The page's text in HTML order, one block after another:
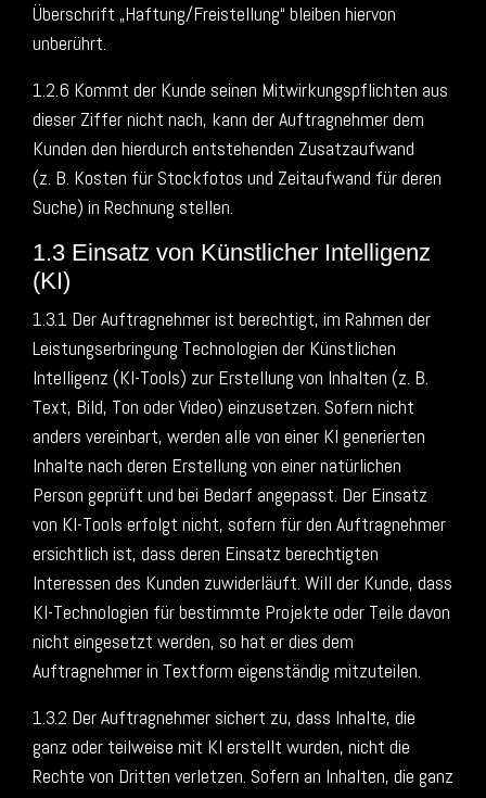
Überschrift „Haftung/Freistellung“ bleiben hiervon
unberührt.
1.2.6 Kommt der Kunde seinen Mitwirkungspflichten aus
dieser Ziffer nicht nach, kann der Auftragnehmer dem
Kunden den hierdurch entstehenden Zusatzaufwand
(z. B. Kosten für Stockfotos und Zeitaufwand für deren
Suche) in Rechnung stellen.
1.3 Einsatz von Künstlicher Intelligenz
(KI)
1.3.1 Der Auftragnehmer ist berechtigt, im Rahmen der
Leistungserbringung Technologien der Künstlichen
Intelligenz (KI-Tools) zur Erstellung von Inhalten (z. B.
Text, Bild, Ton oder Video) einzusetzen. Sofern nicht
anders vereinbart, werden alle von einer KI generierten
Inhalte nach deren Erstellung von einer natürlichen
Person geprüft und bei Bedarf angepasst. Der Einsatz
von KI-Tools erfolgt nicht, sofern für den Auftragnehmer
ersichtlich ist, dass deren Einsatz berechtigten
Interessen des Kunden zuwiderläuft. Will der Kunde, dass
KI-Technologien für bestimmte Projekte oder Teile davon
nicht eingesetzt werden, so hat er dies dem
Auftragnehmer in Textform eigenständig mitzuteilen.
1.3.2 Der Auftragnehmer sichert zu, dass Inhalte, die
ganz oder teilweise mit KI erstellt wurden, nicht die
Rechte von Dritten verletzen. Sofern an Inhalten, die ganz